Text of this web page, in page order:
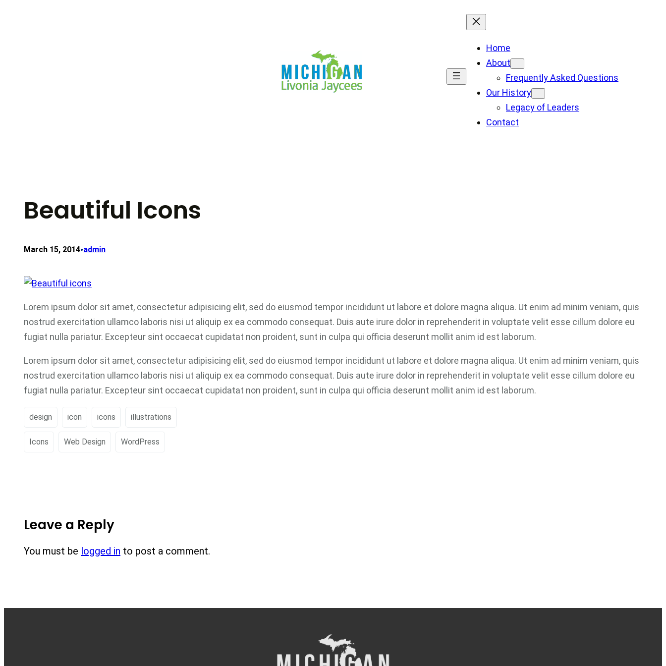
Home
About
Frequently Asked Questions
Our History
Legacy of Leaders
Contact
Beautiful Icons
March 15, 2014•admin
Lorem ipsum dolor sit amet, consectetur adipisicing elit, sed do eiusmod tempor incididunt ut labore et dolore magna aliqua. Ut enim ad minim veniam, quis
nostrud exercitation ullamco laboris nisi ut aliquip ex ea commodo consequat. Duis aute irure dolor in reprehenderit in voluptate velit esse cillum dolore eu
fugiat nulla pariatur. Excepteur sint occaecat cupidatat non proident, sunt in culpa qui officia deserunt mollit anim id est laborum.
Lorem ipsum dolor sit amet, consectetur adipisicing elit, sed do eiusmod tempor incididunt ut labore et dolore magna aliqua. Ut enim ad minim veniam, quis
nostrud exercitation ullamco laboris nisi ut aliquip ex ea commodo consequat. Duis aute irure dolor in reprehenderit in voluptate velit esse cillum dolore eu
fugiat nulla pariatur. Excepteur sint occaecat cupidatat non proident, sunt in culpa qui officia deserunt mollit anim id est laborum.
design icon icons illustrations
Icons Web Design WordPress
Leave a Reply
You must be logged in to post a comment.